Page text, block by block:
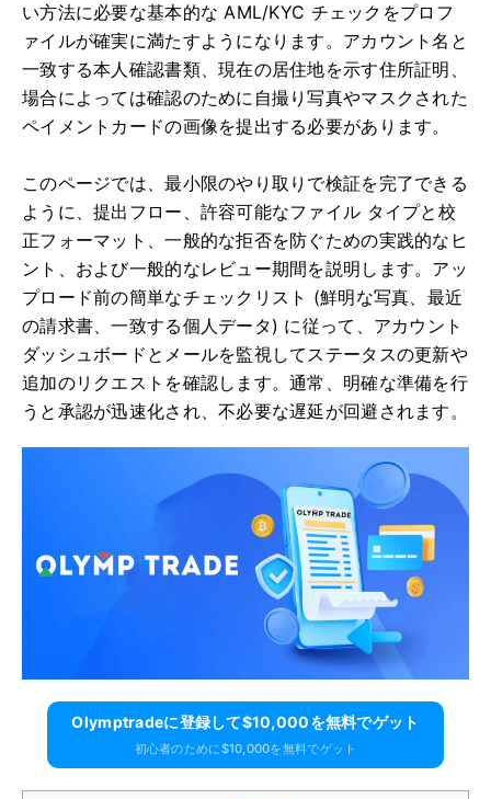
い方法に必要な基本的な AML/KYC チェックをプロフ
ァイルが確実に満たすようになります。アカウント名と
一致する本人確認書類、現在の居住地を示す住所証明、
場合によっては確認のために自撮り写真やマスクされた
ペイメントカードの画像を提出する必要があります。
このページでは、最小限のやり取りで検証を完了できる
ように、提出フロー、許容可能なファイル タイプと校
正フォーマット、一般的な拒否を防ぐための実践的なヒ
ント、および一般的なレビュー期間を説明します。アッ
プロード前の簡単なチェックリスト (鮮明な写真、最近
の請求書、一致する個人データ) に従って、アカウント
ダッシュボードとメールを監視してステータスの更新や
追加のリクエストを確認します。通常、明確な準備を行
うと承認が迅速化され、不必要な遅延が回避されます。
Olymptradeに​​登録して$10,000を無料でゲット
初心者のために$10,000を無料でゲット